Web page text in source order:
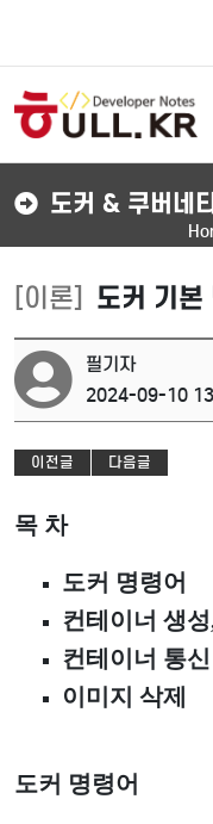
도커 & 쿠버네
[이론] 도커 기본
필기자
2024-09-10
이전글 다음글
목 차
도커 명령어
컨테이너 생
컨테이너 통신
이미지 삭제
도커 명령어